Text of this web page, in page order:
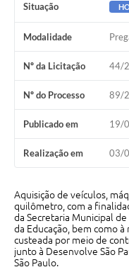
Transparência
Audiências Públicas
Editais
Links
Emprega
Agenda
Contato
Situação
Modalidade
Nº da Licitação 44/
Nº do Processo 89/
Publicado em 19/
Realização em 03/
Aquisição de veículos,
quilômetro, com a
da Secretaria Municipal
da Educação, bem como
custeada por meio de
junto à Desenvolve São
São Paulo.